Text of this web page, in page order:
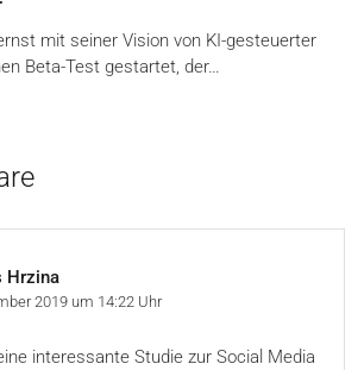
mit seiner Vision von KI-gesteuerter
Beta-Test gestartet, der…
Hrzina
2019 um 14:22 Uhr
interessante Studie zur Social Media